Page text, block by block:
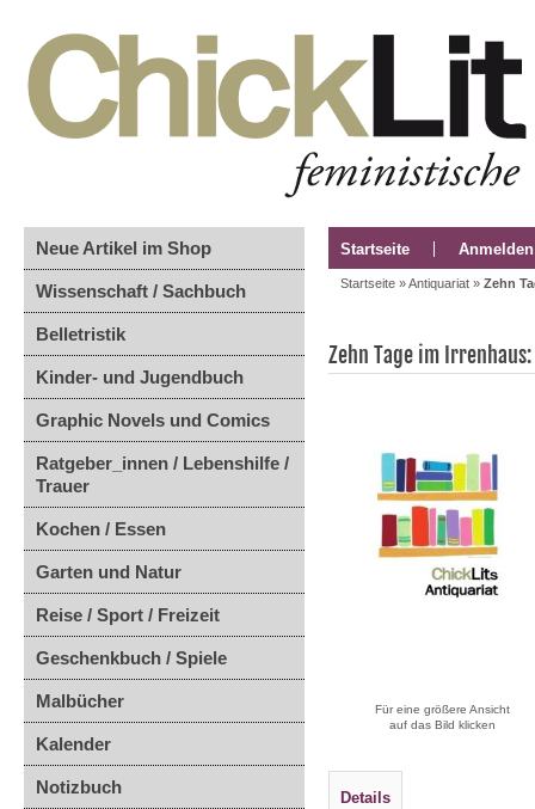
Neue Artikel im Shop
Wissenschaft / Sachbuch
Belletristik
Kinder- und Jugendbuch
Graphic Novels und Comics
Ratgeber_innen / Lebenshilfe /
Trauer
Kochen / Essen
Garten und Natur
Reise / Sport / Freizeit
Geschenkbuch / Spiele
Malbücher
Kalender
Notizbuch
Startseite Anmelden
Startseite »Antiquariat » Zehn
Zehn Tage im
Für eine größere Ansicht
auf das Bild klicken
Details